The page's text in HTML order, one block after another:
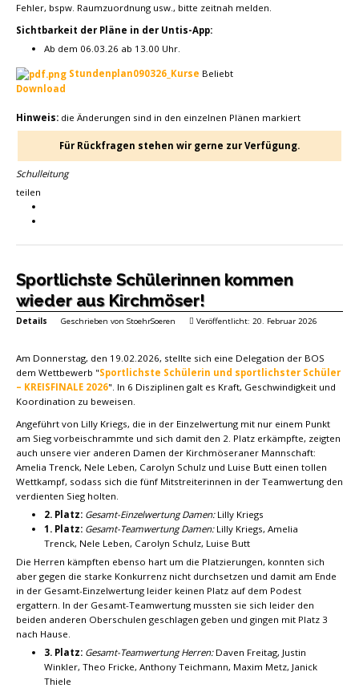
Fehler, bspw. Raumzuordnung usw., bitte zeitnah melden.
Sichtbarkeit der Pläne in der Untis-App:
Ab dem 06.03.26 ab 13.00 Uhr.
Stundenplan090326_Kurse Beliebt
Download
Hinweis: die Änderungen sind in den einzelnen Plänen markiert
Für Rückfragen stehen wir gerne zur Verfügung.
Schulleitung
teilen
Sportlichste Schülerinnen kommen
wieder aus Kirchmöser!
Details Geschrieben von StoehrSoeren Veröffentlicht: 20. Februar 2026
Am Donnerstag, den 19.02.2026, stellte sich eine Delegation der BOS
dem Wettbewerb "Sportlichste Schülerin und sportlichster Schüler
– KREISFINALE 2026". In 6 Disziplinen galt es Kraft, Geschwindigkeit und
Koordination zu beweisen.
Angeführt von Lilly Kriegs, die in der Einzelwertung mit nur einem Punkt
am Sieg vorbeischrammte und sich damit den 2. Platz erkämpfte, zeigten
auch unsere vier anderen Damen der Kirchmöseraner Mannschaft:
Amelia Trenck, Nele Leben, Carolyn Schulz und Luise Butt einen tollen
Wettkampf, sodass sich die fünf Mitstreiterinnen in der Teamwertung den
verdienten Sieg holten.
2. Platz: Gesamt-Einzelwertung Damen:Lilly Kriegs
1. Platz: Gesamt-Teamwertung Damen:Lilly Kriegs, Amelia
Trenck, Nele Leben, Carolyn Schulz, Luise Butt
Die Herren kämpften ebenso hart um die Platzierungen, konnten sich
aber gegen die starke Konkurrenz nicht durchsetzen und damit am Ende
in der Gesamt-Einzelwertung leider keinen Platz auf dem Podest
ergattern. In der Gesamt-Teamwertung mussten sie sich leider den
beiden anderen Oberschulen geschlagen geben und gingen mit Platz 3
nach Hause.
3. Platz: Gesamt-Teamwertung Herren:Daven Freitag, Justin
Winkler, Theo Fricke, Anthony Teichmann, Maxim Metz, Janick
Thiele